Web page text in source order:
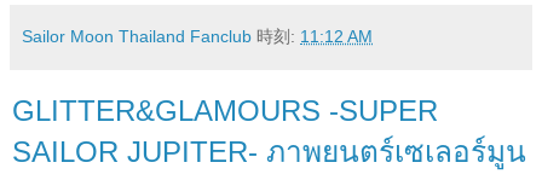
Sailor Moon Thailand Fanclub 時刻: 11:12 AM
GLITTER&GLAMOURS -SUPER
SAILOR JUPITER- ภาพยนตร์เซเลอร์มูน